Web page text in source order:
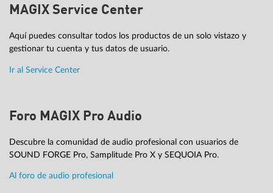
MAGIX Service Center
Aquí puedes consultar todos los productos de un solo vistazo y
gestionar tu cuenta y tus datos de usuario.
Ir al Service Center
Foro MAGIX Pro Audio
Descubre la comunidad de audio profesional con usuarios de
SOUND FORGE Pro, Samplitude Pro X y SEQUOIA Pro.
Al foro de audio profesional